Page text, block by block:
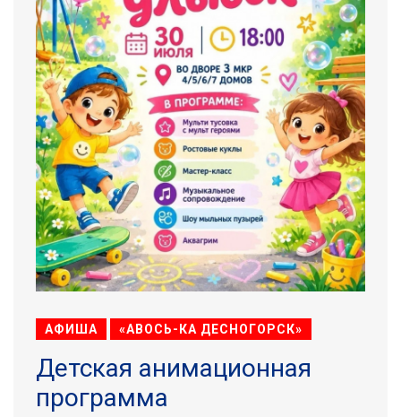
АФИША «АВОСЬ-КА ДЕСНОГОРСК»
Детская анимационная
программа